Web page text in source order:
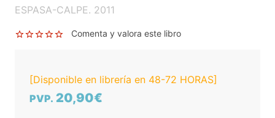
ESPASA-CALPE. 2011
Comenta y valora este libro
[Disponible en librería en 48-72 HORAS]
PVP. 20,90€